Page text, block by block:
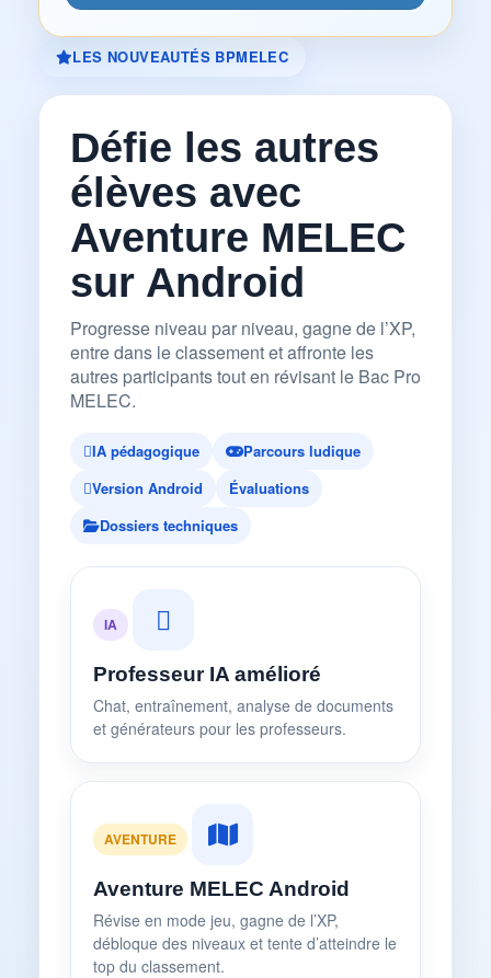
LES NOUVEAUTÉS BPMELEC
Défie les autres
élèves avec
Aventure MELEC
sur Android
Progresse niveau par niveau, gagne de l’XP,
entre dans le classement et affronte les
autres participants tout en révisant le Bac Pro
MELEC.
IA pédagogique
Parcours ludique
Version Android
Évaluations
Dossiers techniques
IA
Professeur IA amélioré
Chat, entraînement, analyse de documents
et générateurs pour les professeurs.
AVENTURE
Aventure MELEC Android
Révise en mode jeu, gagne de l’XP,
débloque des niveaux et tente d’atteindre le
top du classement.